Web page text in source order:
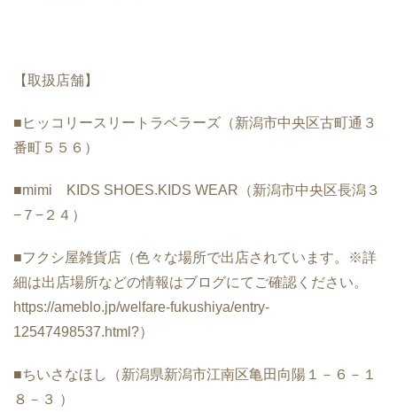
【取扱店舗】
■ヒッコリースリートラベラーズ（新潟市中央区古町通３
番町５５６）
■mimi KIDS SHOES.KIDS WEAR（新潟市中央区長潟３
−７−２４）
■フクシ屋雑貨店（色々な場所で出店されています。※詳
細は出店場所などの情報はブログにてご確認ください。
https://ameblo.jp/welfare-fukushiya/entry-
12547498537.html?）
■ちいさなほし（新潟県新潟市江南区亀田向陽１－６－１
８－３ ）